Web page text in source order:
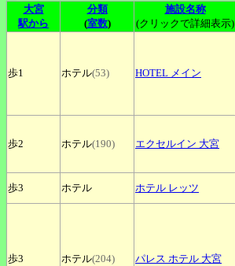
大宮
駅から
分類
(室数)
施設名称
(クリックで詳細表示)
歩1 ホテル(53) HOTEL メイン
歩2 ホテル(190) エクセルイン 大宮
歩3
ホテル ホテル レッツ
歩3 ホテル(204) パレス ホテル 大宮